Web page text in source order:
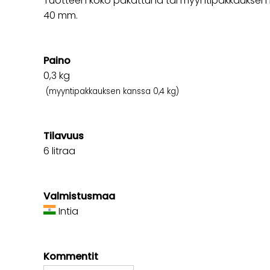
40 mm.
Paino
0,3 kg
(myyntipakkauksen kanssa 0,4 kg)
Tilavuus
6 litraa
Valmistusmaa
Intia
Kommentit